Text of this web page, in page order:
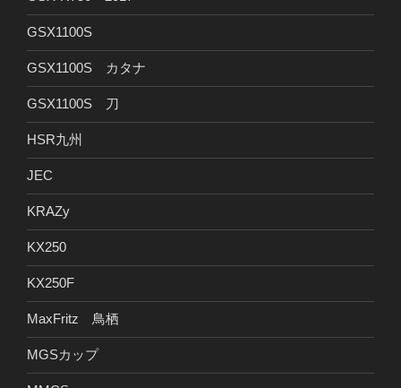
GSX1100S
GSX1100S カタナ
GSX1100S 刀
HSR九州
JEC
KRAZy
KX250
KX250F
MaxFritz 鳥栖
MGSカップ